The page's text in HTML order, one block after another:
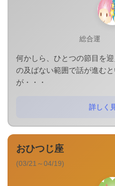
総合運
何かしら、ひとつの節目を
の及ばない範囲で話が進む
が・・・
詳しく
おひつじ座
(03/21～04/19)